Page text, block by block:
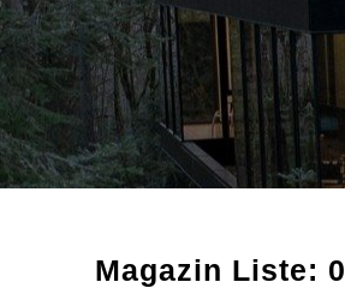
Magazin Liste: 0